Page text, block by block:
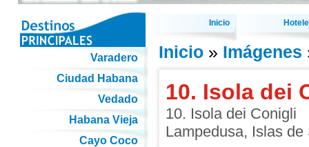
Inicio
Inicio» Imágenes
10. Isola dei
10. Isola dei Conigli
Lampedusa, Islas de
Varadero
Ciudad Habana
Vedado
Habana Vieja
Cayo Coco